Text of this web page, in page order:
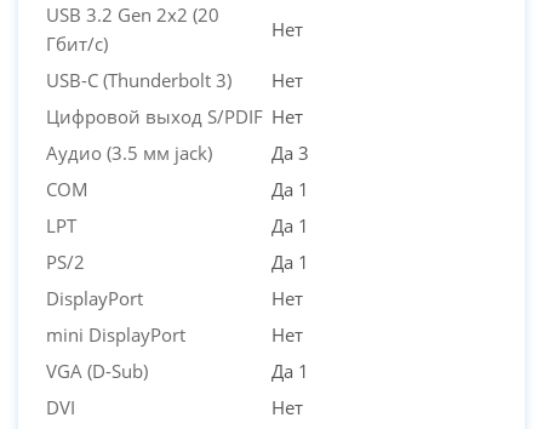
USB 3.2 Gen 2x2 (20
Гбит/с)
Нет
USB-C (Thunderbolt 3)
Нет
Цифровой выход S/PDIF Нет
Аудио (3.5 мм jack)
Да 3
COM
Да 1
LPT
Да 1
PS/2
Да 1
DisplayPort
Нет
mini DisplayPort
Нет
VGA (D-Sub)
Да 1
DVI
Нет